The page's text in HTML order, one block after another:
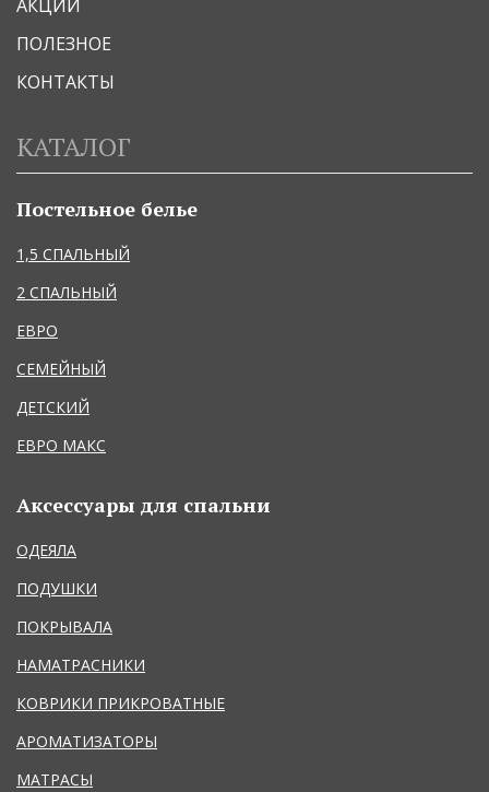
АКЦИИ
ПОЛЕЗНОЕ
КОНТАКТЫ
КАТАЛОГ
Постельное белье
1,5 СПАЛЬНЫЙ
2 СПАЛЬНЫЙ
ЕВРО
СЕМЕЙНЫЙ
ДЕТСКИЙ
ЕВРО МАКС
Аксессуары для спальни
ОДЕЯЛА
ПОДУШКИ
ПОКРЫВАЛА
НАМАТРАСНИКИ
КОВРИКИ ПРИКРОВАТНЫЕ
АРОМАТИЗАТОРЫ
МАТРАСЫ